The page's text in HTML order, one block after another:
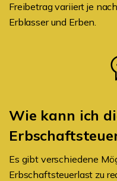
Freibetrag variiert je
Erblasser und Erben.
Wie kann ich
Es gibt verschiedene
Erbschaftsteuerlast zu